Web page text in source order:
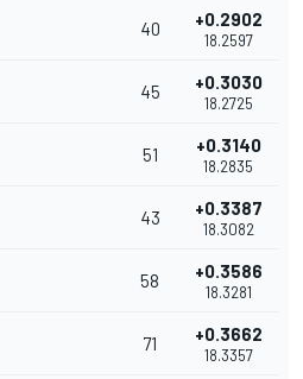
40 +0.2902
18.2597
45 +0.3030
18.2725
51 +0.3140
18.2835
43 +0.3387
18.3082
58 +0.3586
18.3281
71 +0.3662
18.3357